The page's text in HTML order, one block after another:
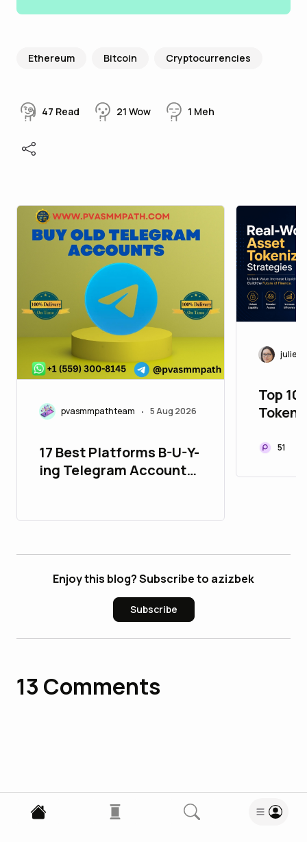
Ethereum Bitcoin Cryptocurrencies
47 Read 21 Wow 1 Meh
pvasmmpathteam • 5 Aug 2026
17 Best Platforms B-U-Y-
ing Telegram Accounts
Top
51
Enjoy this blog? Subscribe to azizbek
Subscribe
13 Comments